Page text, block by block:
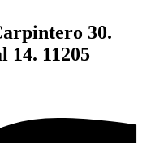
30.
14. 11205